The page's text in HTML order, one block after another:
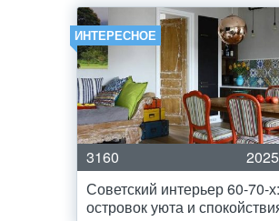
ИНТЕРЕСНОЕ
3160
Советский интерьер 60-70-х:
островок уюта и